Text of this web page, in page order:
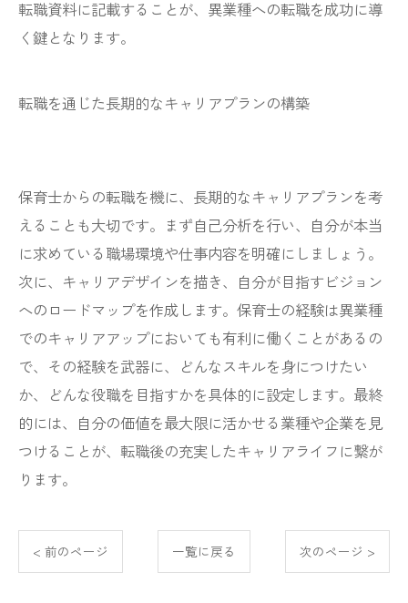
転職資料に記載することが、異業種への転職を成功に導
く鍵となります。
転職を通じた長期的なキャリアプランの構築
保育士からの転職を機に、長期的なキャリアプランを考
えることも大切です。まず自己分析を行い、自分が本当
に求めている職場環境や仕事内容を明確にしましょう。
次に、キャリアデザインを描き、自分が目指すビジョン
へのロードマップを作成します。保育士の経験は異業種
でのキャリアアップにおいても有利に働くことがあるの
で、その経験を武器に、どんなスキルを身につけたい
か、どんな役職を目指すかを具体的に設定します。最終
的には、自分の価値を最大限に活かせる業種や企業を見
つけることが、転職後の充実したキャリアライフに繋が
ります。
< 前のページ 一覧に戻る 次のページ >